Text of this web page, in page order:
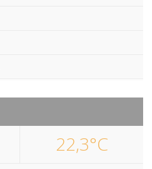
22,3°C